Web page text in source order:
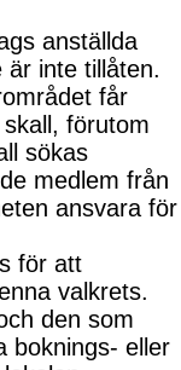
anställda
inte tillåten.
får
förutom
sökas
medlem från
ansvara för
för att
valkrets.
den som
boknings- eller